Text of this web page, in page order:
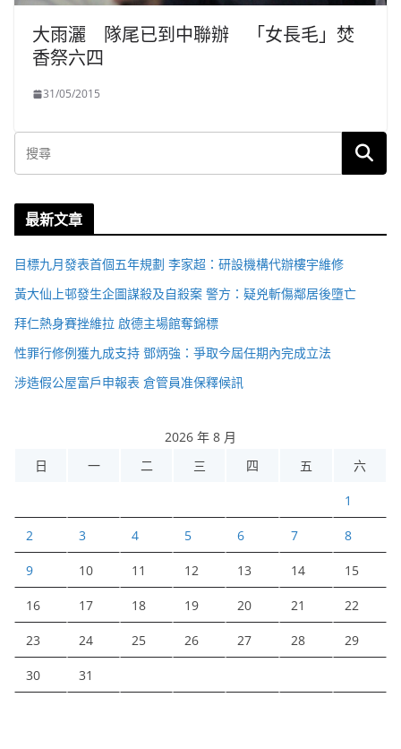
大雨灑 隊尾已到中聯辦 「女長毛」焚
香祭六四
31/05/2015
最新文章
目標九月發表首個五年規劃 李家超：研設機構代辦樓宇維修
黃大仙上邨發生企圖謀殺及自殺案 警方：疑兇斬傷鄰居後墮亡
拜仁熱身賽挫維拉 啟德主場館奪錦標
性罪行修例獲九成支持 鄧炳強：爭取今屆任期內完成立法
涉造假公屋富戶申報表 倉管員准保釋候訊
2026 年 8 月
日
一 二 三 四 五 六
1
2 3 4 5 6 7 8
9 10 11 12 13 14 15
16 17 18 19 20 21 22
23 24 25 26 27 28 29
30 31